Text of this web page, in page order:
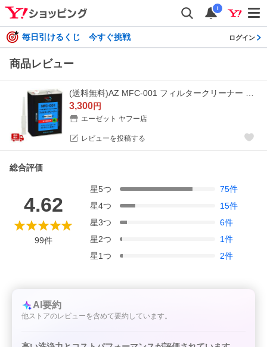
i
毎日引けるくじ 今すぐ挑戦 ログイン
商品レビュー
3,300円
エーゼット ヤフー店
レビューを投稿する
総合評価
4.62
99件
星5つ 75件
星4つ 15件
星3つ 6件
星2つ 1件
星1つ 2件
AI要約
他ストアのレビューを含めて要約しています。